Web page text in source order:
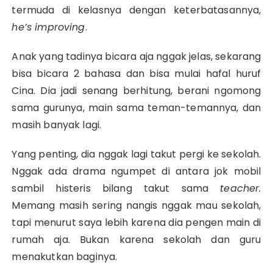
termuda di kelasnya dengan keterbatasannya,
he’s improving.
Anak yang tadinya bicara aja nggak jelas, sekarang
bisa bicara 2 bahasa dan bisa mulai hafal huruf
Cina. Dia jadi senang berhitung, berani ngomong
sama gurunya, main sama teman-temannya, dan
masih banyak lagi.
Yang penting, dia nggak lagi takut pergi ke sekolah.
Nggak ada drama ngumpet di antara jok mobil
sambil histeris bilang takut sama teacher.
Memang masih sering nangis nggak mau sekolah,
tapi menurut saya lebih karena dia pengen main di
rumah aja. Bukan karena sekolah dan guru
menakutkan baginya.